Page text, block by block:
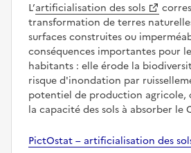
L’artificialisation des sols
transformation de terres
surfaces construites ou
conséquences importantes pour
habitants : elle érode la
risque d'inondation par
potentiel de production agricole,
la capacité des sols à absorber le
PictOstat – artificialisation des